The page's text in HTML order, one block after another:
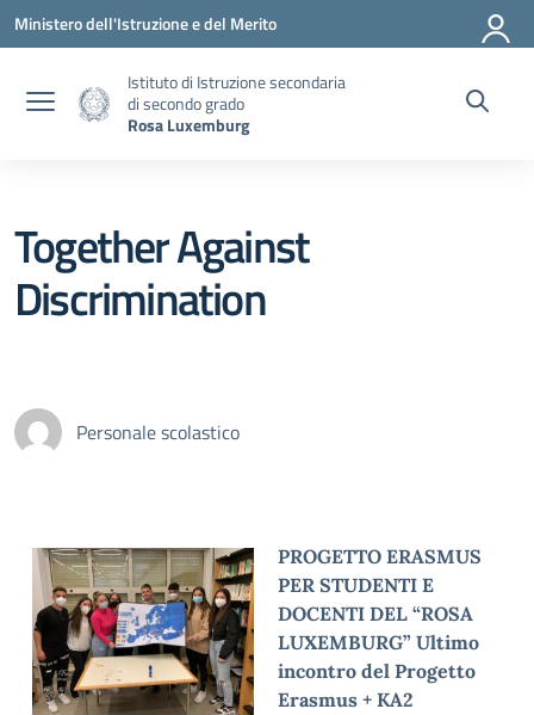
Vai ai contenuti
Vai al menu di navigazione
Vai al footer
Ministero dell'Istruzione e del Merito
Istituto di Istruzione secondaria
di secondo grado
Rosa Luxemburg
Together Against
Discrimination
Personale scolastico
PROGETTO ERASMUS
PER STUDENTI E
DOCENTI DEL “ROSA
LUXEMBURG” Ultimo
incontro del Progetto
Erasmus + KA2